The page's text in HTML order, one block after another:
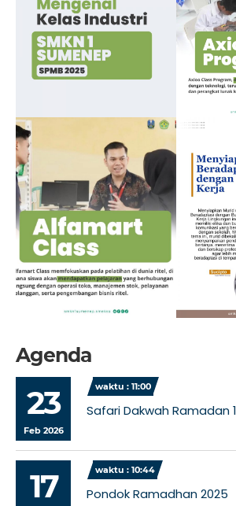
Agenda
23
Feb 2026
waktu : 11:00
Safari Dakwah Ramadan
17 waktu : 10:44
Pondok Ramadhan 2025